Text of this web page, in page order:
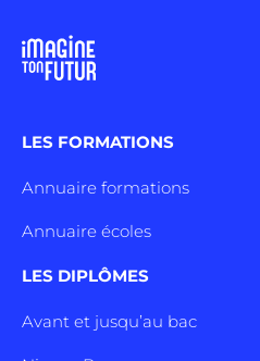
LES FORMATIONS
Annuaire formations
Annuaire écoles
LES DIPLÔMES
Avant et jusqu’au bac